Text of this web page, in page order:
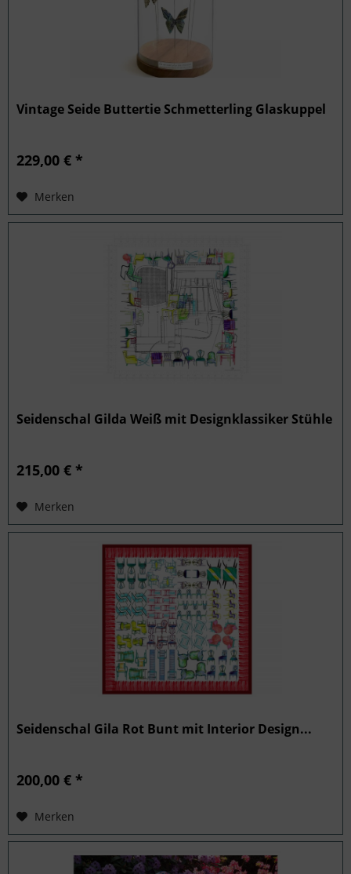
Vintage Seide Buttertie Schmetterling Glaskuppel
229,00 € *
Merken
Seidenschal Gilda Weiß mit Designklassiker Stühle
215,00 € *
Merken
Seidenschal Gila Rot Bunt mit Interior Design...
200,00 € *
Merken